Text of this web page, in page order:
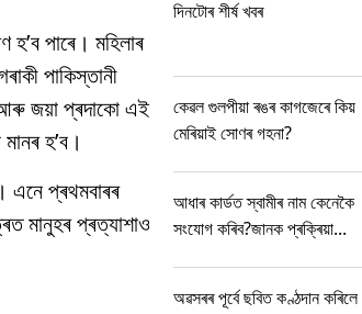
পাৰে। মহিলাৰ
পাকিস্তানী
আৰু জয়া প্ৰদাকো এই
হ’ব।
এনে প্ৰথমবাৰৰ
মানুহৰ প্ৰত্যাশাও
দিনটোৰ শীৰ্ষ খবৰ
কেৱল গুলপীয়া ৰঙৰ কাগজেৰে কিয়
মেৰিয়াই সোণৰ গহনা?
আধাৰ কাৰ্ডত স্বামীৰ নাম কেনেকৈ
সংযোগ কৰিব?জানক প্ৰক্ৰিয়া...
অৱসৰৰ পূৰ্বে ছবিত কণ্ঠদান কৰিলে